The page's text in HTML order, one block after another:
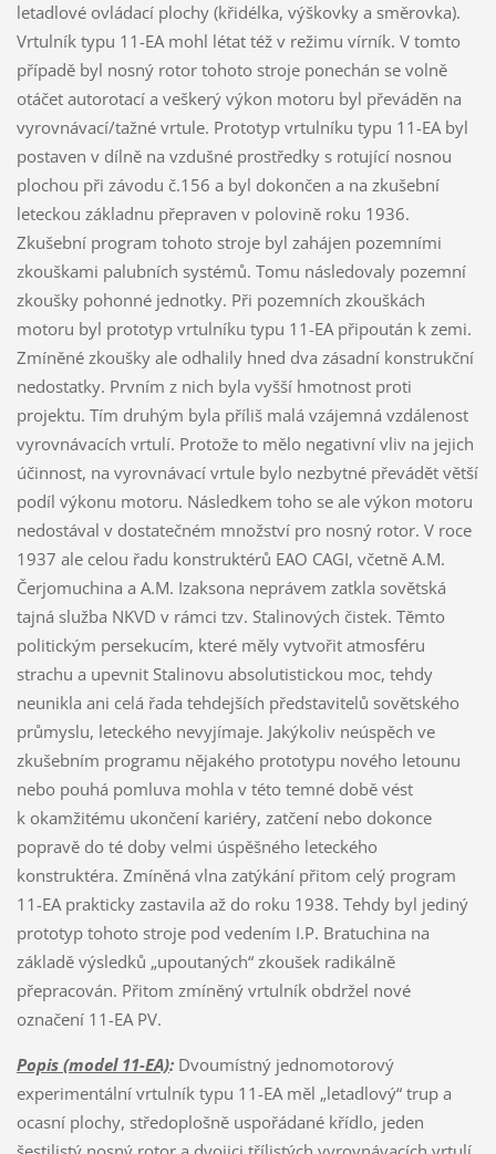
letadlové ovládací plochy (křidélka, výškovky a směrovka).
Vrtulník typu 11-EA mohl létat též v režimu vírník. V tomto
případě byl nosný rotor tohoto stroje ponechán se volně
otáčet autorotací a veškerý výkon motoru byl převáděn na
vyrovnávací/tažné vrtule. Prototyp vrtulníku typu 11-EA byl
postaven v dílně na vzdušné prostředky s rotující nosnou
plochou při závodu č.156 a byl dokončen a na zkušební
leteckou základnu přepraven v polovině roku 1936.
Zkušební program tohoto stroje byl zahájen pozemními
zkouškami palubních systémů. Tomu následovaly pozemní
zkoušky pohonné jednotky. Při pozemních zkouškách
motoru byl prototyp vrtulníku typu 11-EA připoután k zemi.
Zmíněné zkoušky ale odhalily hned dva zásadní konstrukční
nedostatky. Prvním z nich byla vyšší hmotnost proti
projektu. Tím druhým byla příliš malá vzájemná vzdálenost
vyrovnávacích vrtulí. Protože to mělo negativní vliv na jejich
účinnost, na vyrovnávací vrtule bylo nezbytné převádět větší
podíl výkonu motoru. Následkem toho se ale výkon motoru
nedostával v dostatečném množství pro nosný rotor. V roce
1937 ale celou řadu konstruktérů EAO CAGI, včetně A.M.
Čerjomuchina a A.M. Izaksona neprávem zatkla sovětská
tajná služba NKVD v rámci tzv. Stalinových čistek. Těmto
politickým persekucím, které měly vytvořit atmosféru
strachu a upevnit Stalinovu absolutistickou moc, tehdy
neunikla ani celá řada tehdejších představitelů sovětského
průmyslu, leteckého nevyjímaje. Jakýkoliv neúspěch ve
zkušebním programu nějakého prototypu nového letounu
nebo pouhá pomluva mohla v této temné době vést
k okamžitému ukončení kariéry, zatčení nebo dokonce
popravě do té doby velmi úspěšného leteckého
konstruktéra. Zmíněná vlna zatýkání přitom celý program
11-EA prakticky zastavila až do roku 1938. Tehdy byl jediný
prototyp tohoto stroje pod vedením I.P. Bratuchina na
základě výsledků „upoutaných“ zkoušek radikálně
přepracován. Přitom zmíněný vrtulník obdržel nové
označení 11-EA PV.
Popis (model 11-EA):Dvoumístný jednomotorový
experimentální vrtulník typu 11-EA měl „letadlový“ trup a
ocasní plochy, středoplošně uspořádané křídlo, jeden